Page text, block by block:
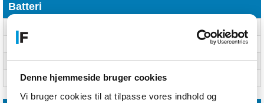
Denne hjemmeside bruger cookies
Vi bruger cookies til at tilpasse vores indhold og
Batteri
Batteristørrelse(r)
Produktfarve Gul
Numre af batterier medfølger Ja